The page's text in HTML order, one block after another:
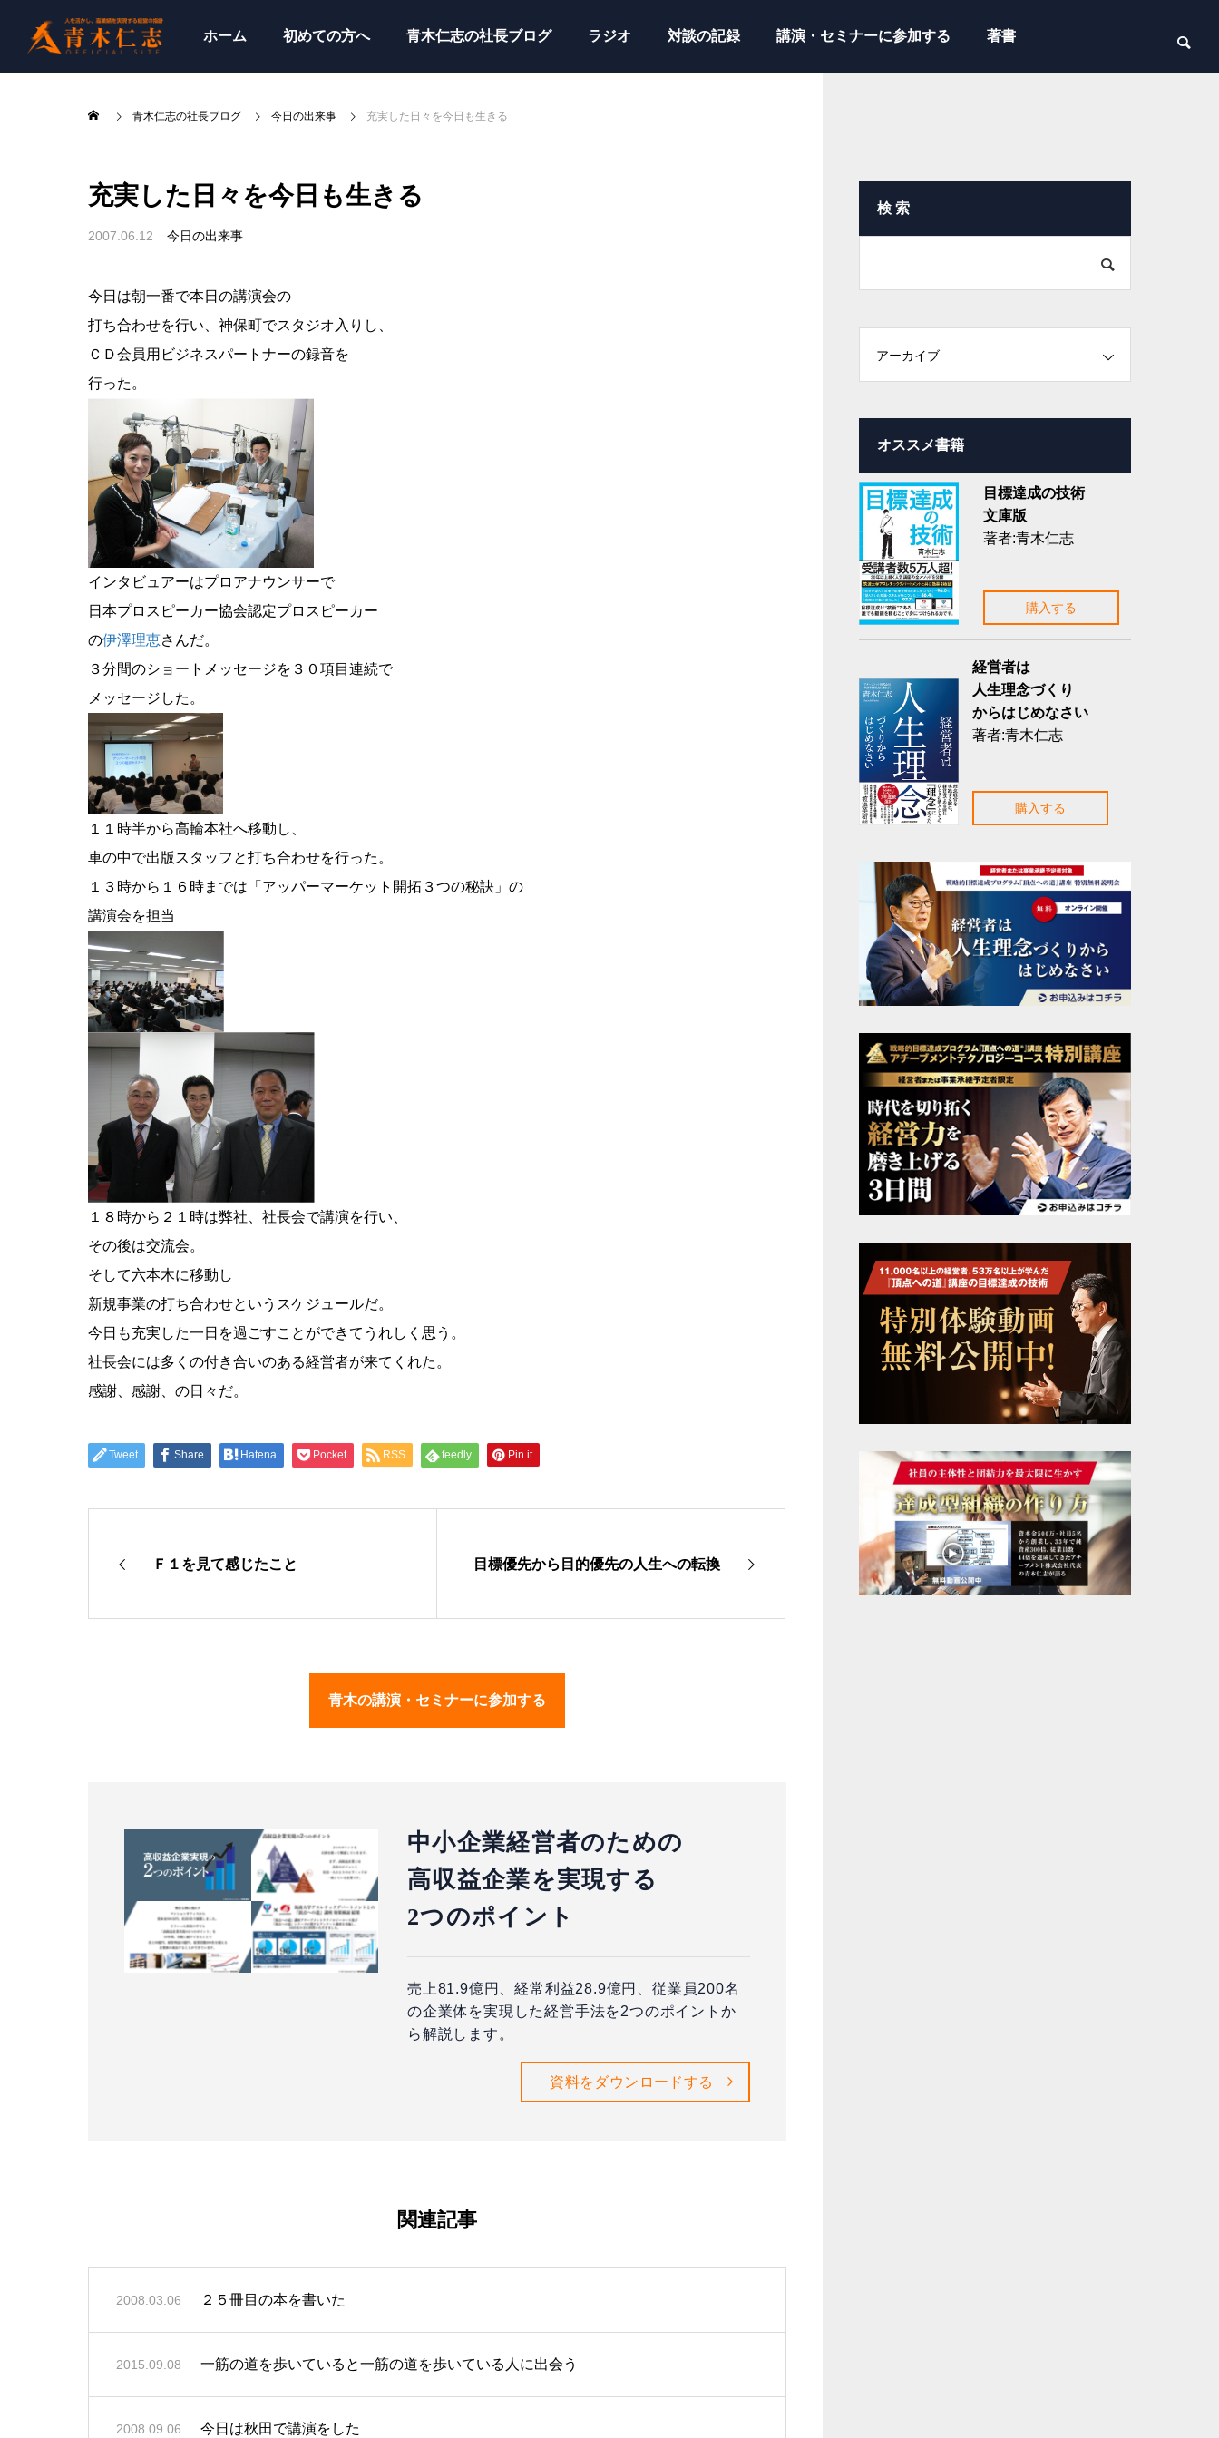
ホーム 初めての方へ 青木仁志の社長ブログ ラジオ 対談の記録 講演・セミナーに参加する 著書
青木仁志の社長ブログ 今日の出来事 充実した日々を今日も生きる
充実した日々を今日も生きる
2007.06.12 今日の出来事
今日は朝一番で本日の講演会の
打ち合わせを行い、神保町でスタジオ入りし、
ＣＤ会員用ビジネスパートナーの録音を
行った。
インタビュアーはプロアナウンサーで
日本プロスピーカー協会認定プロスピーカー
の伊澤理恵さんだ。
３分間のショートメッセージを３０項目連続で
メッセージした。
１１時半から高輪本社へ移動し、
車の中で出版スタッフと打ち合わせを行った。
１３時から１６時までは「アッパーマーケット開拓３つの秘訣」の
講演会を担当
１８時から２１時は弊社、社長会で講演を行い、
その後は交流会。
そして六本木に移動し
新規事業の打ち合わせというスケジュールだ。
今日も充実した一日を過ごすことができてうれしく思う。
社長会には多くの付き合いのある経営者が来てくれた。
感謝、感謝、の日々だ。
Tweet Share Hatena Pocket RSS feedly Pin it
Ｆ１を見て感じたこと 目標優先から目的優先の人生への転換
青木の講演・セミナーに参加する
中小企業経営者のための
高収益企業を実現する
2つのポイント
売上81.9億円、経常利益28.9億円、従業員200名
の企業体を実現した経営手法を2つのポイントか
ら解説します。
資料をダウンロードする
関連記事
2008.03.06 ２５冊目の本を書いた
2015.09.08 一筋の道を歩いていると一筋の道を歩いている人に出会う
2008.09.06 今日は秋田で講演をした
検 索
アーカイブ
オススメ書籍
目標達成の技術
文庫版
著者:青木仁志
購入する
経営者は
人生理念づくり
からはじめなさい
著者:青木仁志
購入する